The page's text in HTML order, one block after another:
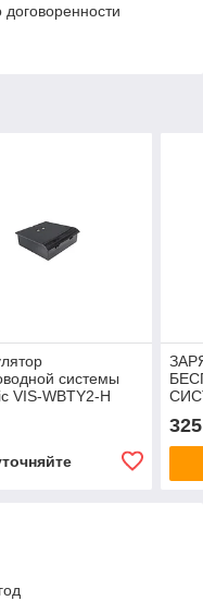
системы
VIS-WBTY2-H